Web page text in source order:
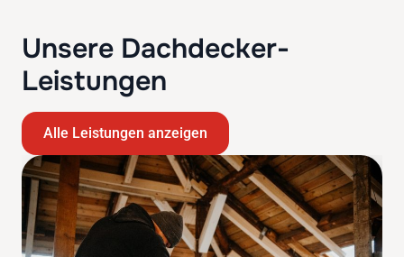
Unsere Dachdecker-
Leistungen
Alle Leistungen anzeigen